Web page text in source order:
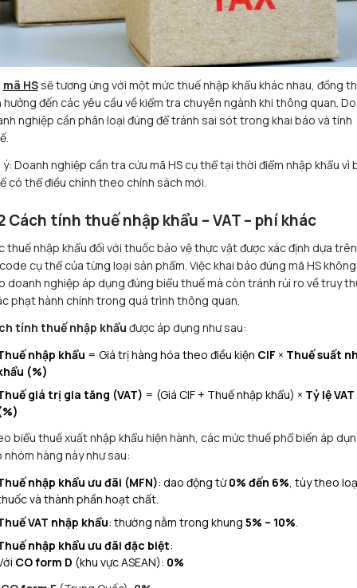
mã HSsẽ tương ứng với một mức thuế nhập khẩu khác nhau, đồng
hưởng đến các yêu cầu về kiểm tra chuyên ngành khi thông quan.
nghiệp cần phân loại đúng để tránh sai sót trong khai báo và tính
ý: Doanh nghiệp cần tra cứu mã HS cụ thể tại thời điểm nhập khẩu vì
có thể điều chỉnh theo chính sách mới.
Cách tính thuế nhập khẩu – VAT – phí khác
thuế nhập khẩu đối với thuốc bảo vệ thực vật được xác định dựa
cụ thể của từng loại sản phẩm. Việc khai báo đúng mã HS
doanh nghiệp áp dụng đúng biểu thuế mà còn tránh rủi ro về truy
phạt hành chính trong quá trình thông quan.
tính thuế nhập khẩu được áp dụng như sau:
nhập khẩu = Giá trị hàng hóa theo điều kiện CIF × Thuế suất
(%)
giá trị gia tăng (VAT) = (Giá CIF + Thuế nhập khẩu) × Tỷ lệ VAT
biểu thuế xuất nhập khẩu hiện hành, các mức thuế phổ biến áp
nhóm hàng này như sau:
nhập khẩu ưu đãi (MFN): dao động từ0% đến 6%, tùy theo
và thành phần hoạt chất.
VAT nhập khẩu: thường nằm trong khung 5% – 10%.
nhập khẩu ưu đãi đặc biệt:
CO form D (khu vực ASEAN): 0%